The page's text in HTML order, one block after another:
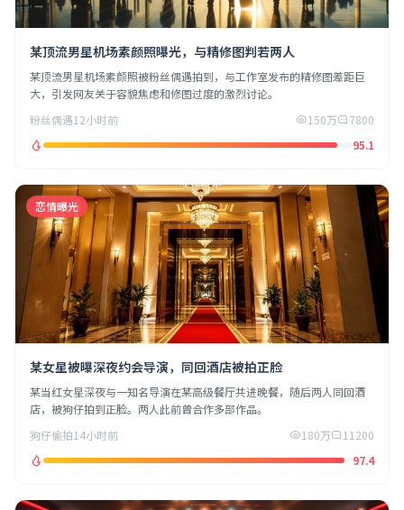
某顶流男星机场素颜照曝光，与精修图判若两人
某顶流男星机场素颜照被粉丝偶遇拍到，与工作室发布的精修图差距巨
大，引发网友关于容貌焦虑和修图过度的激烈讨论。
粉丝偶遇12小时前 150万
7800
95.1
恋情曝光
某女星被曝深夜约会导演，同回酒店被拍正脸
某当红女星深夜与一知名导演在某高级餐厅共进晚餐，随后两人同回酒
店，被狗仔拍到正脸。两人此前曾合作多部作品。
狗仔偷拍14小时前 180万
11200
97.4